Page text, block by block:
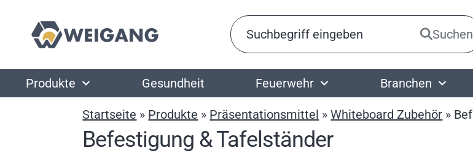
Suchen
Produkte Gesundheit Feuerwehr Branchen
Startseite » Produkte » Präsentationsmittel »Whiteboard Zubehör »
Befestigung & Tafelständer